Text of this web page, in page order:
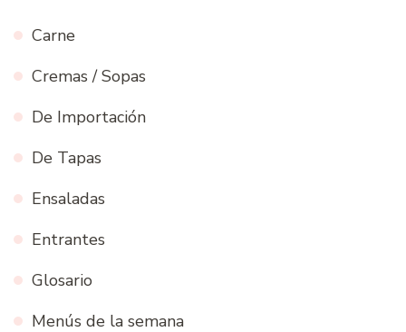
Carne
Cremas / Sopas
De Importación
De Tapas
Ensaladas
Entrantes
Glosario
Menús de la semana